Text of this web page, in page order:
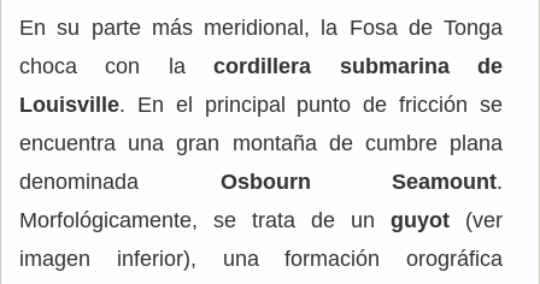
En su parte más meridional, la Fosa de Tonga
choca con lacordillera submarina de
Louisville. En el principal punto de fricción se
encuentra una gran montaña de cumbre plana
denominada Osbourn Seamount.
Morfológicamente, se trata de un guyot (ver
imagen inferior), una formación orográfica